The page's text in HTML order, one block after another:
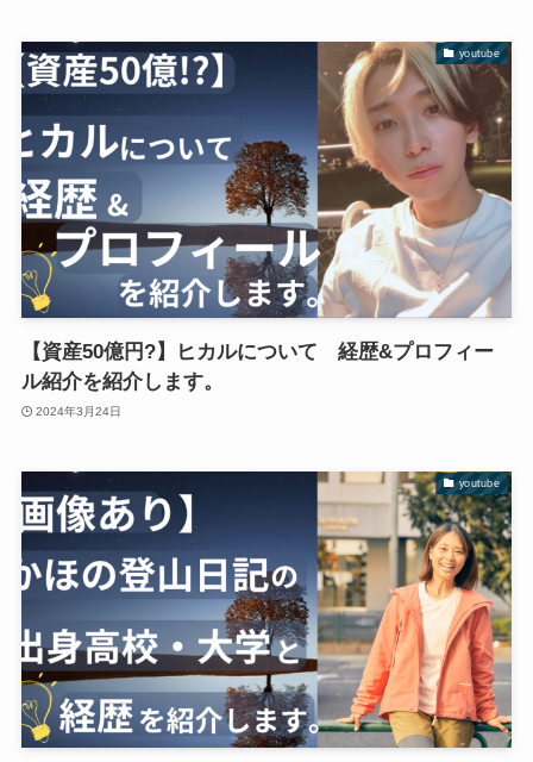
youtube
【資産50億円?】ヒカルについて 経歴&プロフィー
ル紹介を紹介します。
2024年3月24日
youtube